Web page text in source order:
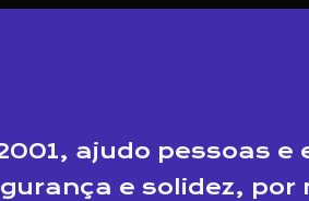
ajudo pessoas
e solidez, por